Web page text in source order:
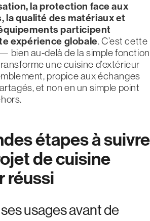
la protection face aux
la qualité des matériaux et
participent
expérience globale. C’est cette
bien au-delà de la simple fonction
une cuisine d’extérieur
propice aux échanges
et non en un simple point
étapes à suivre
de cuisine
réussi
usages avant de